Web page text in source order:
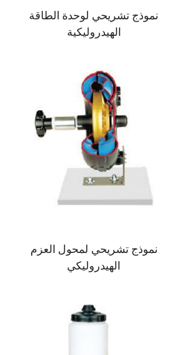
نموذج تشريحي لوحدة الطاقة
الهيدروليكية
نموذج تشريحي لمحول العزم
الهيدروليكي